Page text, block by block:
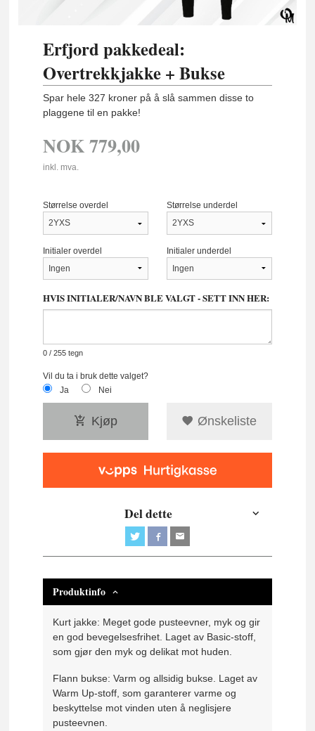
Erfjord pakkedeal:
Overtrekkjakke + Bukse
Spar hele 327 kroner på å slå sammen disse to
plaggene til en pakke!
NOK779,00
inkl. mva.
Størrelse overdel Størrelse underdel
Initialer overdel Initialer underdel
HVIS INITIALER/NAVN BLE VALGT - SETT INN HER:
0 / 255 tegn
Vil du ta i bruk dette valget?
Ja
Nei
Kjøp Ønskeliste
Del dette
Produktinfo
Kurt jakke: Meget gode pusteevner, myk og gir
en god bevegelsesfrihet. Laget av Basic-stoff,
som gjør den myk og delikat mot huden.
Flann bukse: Varm og allsidig bukse. Laget av
Warm Up-stoff, som garanterer varme og
beskyttelse mot vinden uten å neglisjere
pusteevnen.